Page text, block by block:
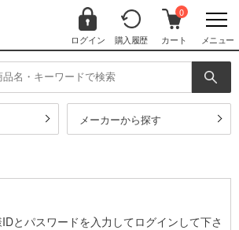
ログイン 購入履歴
0
カート メニュー
メーカーから探す
とパスワードを入力してログインして下さ